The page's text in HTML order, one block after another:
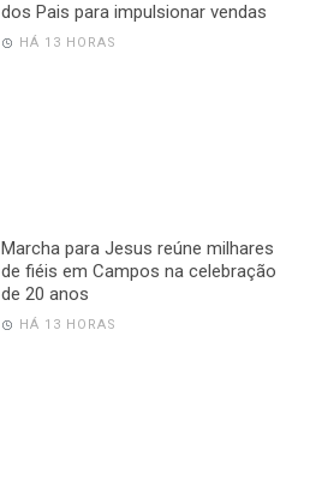
dos Pais para impulsionar vendas
HÁ 13 HORAS
Marcha para Jesus reúne milhares
de fiéis em Campos na celebração
de 20 anos
HÁ 13 HORAS